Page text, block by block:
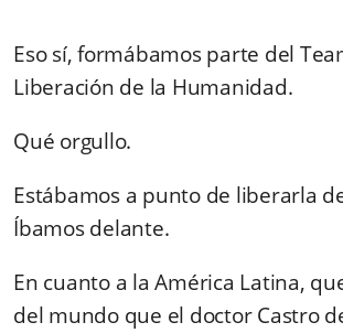
Eso sí, formábamos parte del
Liberación de la Humanidad.
Qué orgullo.
Estábamos a punto de liberarla
Íbamos delante.
En cuanto a la América Latina,
del mundo que el doctor Castro